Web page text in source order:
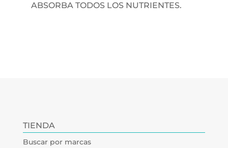
ABSORBA TODOS LOS NUTRIENTES.
TIENDA
Buscar por marcas